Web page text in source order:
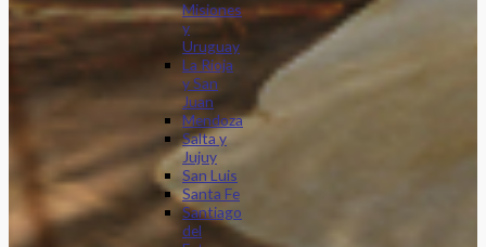
Misiones
y
Uruguay
La Rioja
y San
Juan
Mendoza
Salta y
Jujuy
San Luis
Santa Fe
Santiago
del